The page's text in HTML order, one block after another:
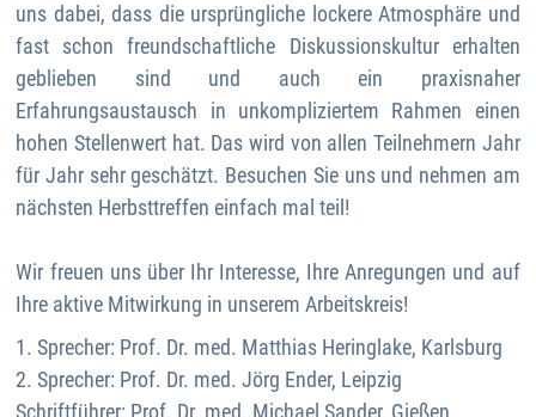
uns dabei, dass die ursprüngliche lockere Atmosphäre und
fast schon freundschaftliche Diskussionskultur erhalten
geblieben sind und auch ein praxisnaher
Erfahrungsaustausch in unkompliziertem Rahmen einen
hohen Stellenwert hat. Das wird von allen Teilnehmern Jahr
für Jahr sehr geschätzt. Besuchen Sie uns und nehmen am
nächsten Herbsttreffen einfach mal teil!
Wir freuen uns über Ihr Interesse, Ihre Anregungen und auf
Ihre aktive Mitwirkung in unserem Arbeitskreis!
1. Sprecher: Prof. Dr. med. Matthias Heringlake, Karlsburg
2. Sprecher: Prof. Dr. med. Jörg Ender, Leipzig
Schriftführer: Prof. Dr. med. Michael Sander, Gießen